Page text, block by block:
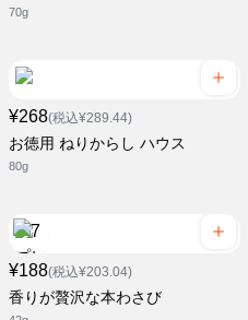
70g
¥268(税込¥289.44)
お徳用 ねりからし ハウス
80g
¥188(税込¥203.04)
香りが贅沢な本わさび